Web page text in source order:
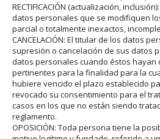
RECTIFICACIÓN (actualización,
datos personales que se modifiquen
parcial o totalmente inexactos,
CANCELACIÓN: El titular de los datos
supresión o cancelación de sus datos
datos personales cuando éstos hayan
pertinentes para la finalidad para la
hubiere vencido el plazo establecido
revocado su consentimiento para el
casos en los que no están siendo
reglamento.
OPOSICIÓN: Toda persona tiene la